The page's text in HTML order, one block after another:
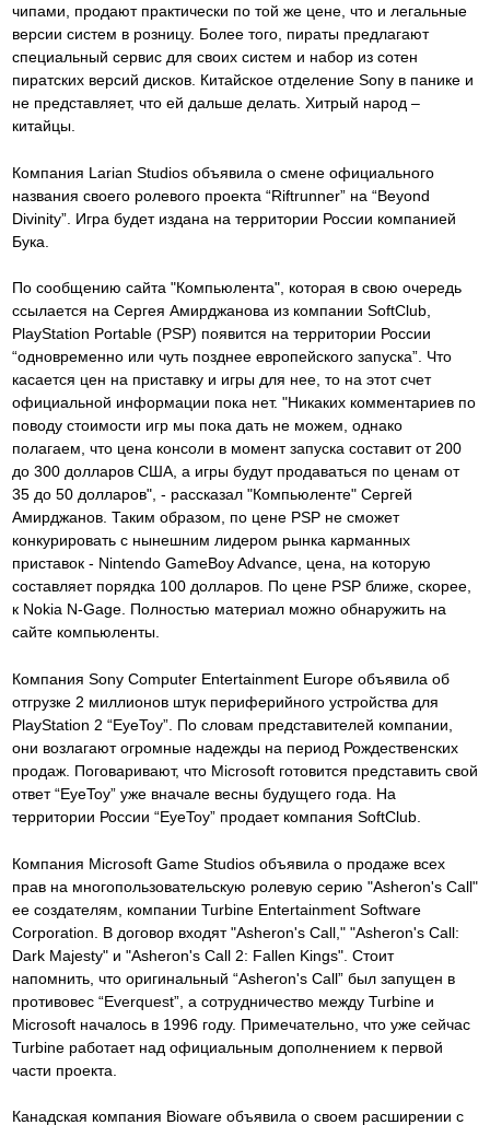
чипами, продают практически по той же цене, что и легальные
версии систем в розницу. Более того, пираты предлагают
специальный сервис для своих систем и набор из сотен
пиратских версий дисков. Китайское отделение Sony в панике и
не представляет, что ей дальше делать. Хитрый народ –
китайцы.
Компания Larian Studios объявила о смене официального
названия своего ролевого проекта “Riftrunner” на “Beyond
Divinity”. Игра будет издана на территории России компанией
Бука.
По сообщению сайта "Компьюлента", которая в свою очередь
ссылается на Сергея Амирджанова из компании SoftClub,
PlayStation Portable (PSP) появится на территории России
“одновременно или чуть позднее европейского запуска”. Что
касается цен на приставку и игры для нее, то на этот счет
официальной информации пока нет. "Никаких комментариев по
поводу стоимости игр мы пока дать не можем, однако
полагаем, что цена консоли в момент запуска составит от 200
до 300 долларов США, а игры будут продаваться по ценам от
35 до 50 долларов", - рассказал "Компьюленте" Сергей
Амирджанов. Таким образом, по цене PSP не сможет
конкурировать с нынешним лидером рынка карманных
приставок - Nintendo GameBoy Advance, цена, на которую
составляет порядка 100 долларов. По цене PSP ближе, скорее,
к Nokia N-Gage. Полностью материал можно обнаружить на
сайте компьюленты.
Компания Sony Computer Entertainment Europe объявила об
отгрузке 2 миллионов штук периферийного устройства для
PlayStation 2 “EyeToy”. По словам представителей компании,
они возлагают огромные надежды на период Рождественских
продаж. Поговаривают, что Microsoft готовится представить свой
ответ “EyeToy” уже вначале весны будущего года. На
территории России “EyeToy” продает компания SoftClub.
Компания Microsoft Game Studios объявила о продаже всех
прав на многопользовательскую ролевую серию "Asheron's Call"
ее создателям, компании Turbine Entertainment Software
Corporation. В договор входят "Asheron's Call," "Asheron's Call:
Dark Majesty" и "Asheron's Call 2: Fallen Kings". Стоит
напомнить, что оригинальный “Asheron's Call” был запущен в
противовес “Everquest”, а сотрудничество между Turbine и
Microsoft началось в 1996 году. Примечательно, что уже сейчас
Turbine работает над официальным дополнением к первой
части проекта.
Канадская компания Bioware объявила о своем расширении с